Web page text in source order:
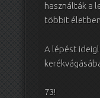
használták a
többit
A lépést
73!